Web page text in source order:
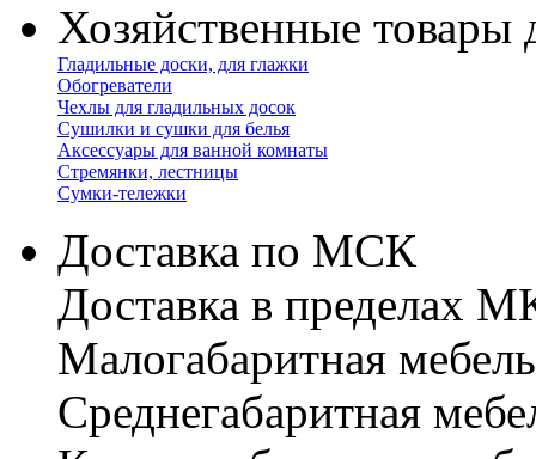
Хозяйственные товары
Гладильные доски, для глажки
Обогреватели
Чехлы для гладильных досок
Сушилки и сушки для белья
Аксессуары для ванной комнаты
Стремянки, лестницы
Сумки-тележки
Доставка по МСК
Доставка в пределах
Малогабаритная
Cреднегабаритная